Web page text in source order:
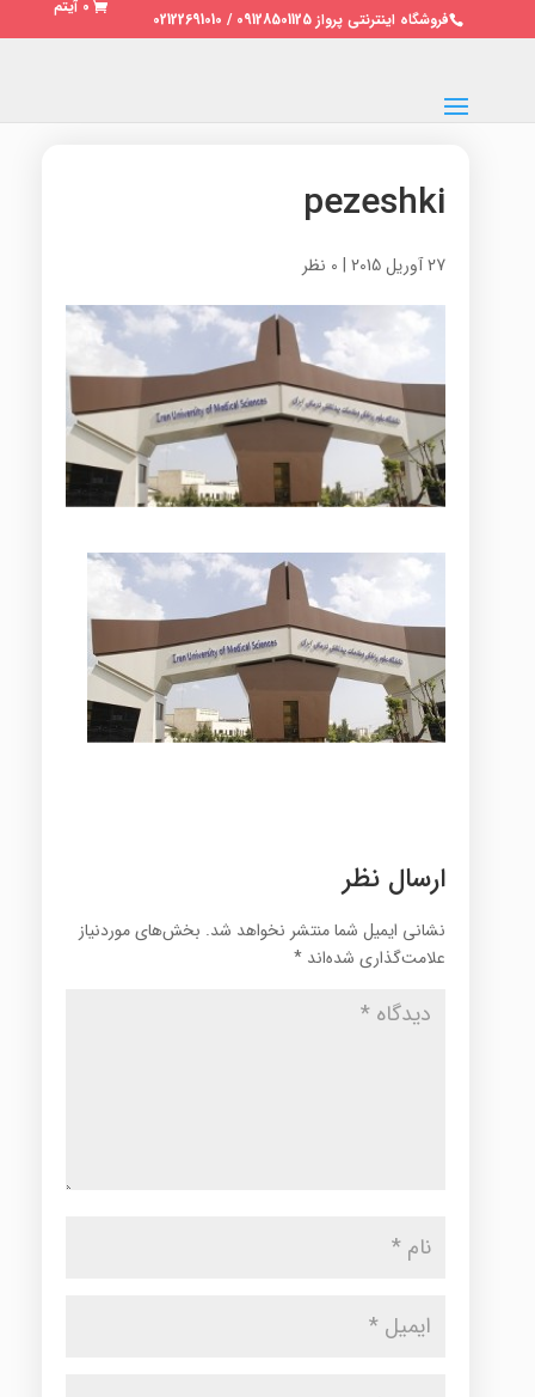
فروشگاه اینترنتی پرواز 09128501125 / 02122691010
0 آیتم
pezeshki
27 آوریل 2015 | 0 نظر
ارسال نظر
نشانی ایمیل شما منتشر نخواهد شد. بخش‌های موردنیاز
علامت‌گذاری شده‌اند *